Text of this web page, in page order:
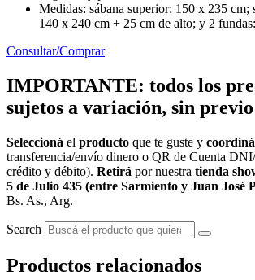
Medidas: sábana superior: 150 x 235 cm;
140 x 240 cm + 25 cm de alto; y 2
Consultar/Comprar
IMPORTANTE: todos los
sujetos a variación, sin
Seleccioná el producto que te guste y coordiná
transferencia/envío dinero o QR de Cuenta
crédito y débito). Retirá por nuestra tienda
5 de Julio 435 (entre Sarmiento y Juan José
Bs. As., Arg.
Search
Productos relacionados